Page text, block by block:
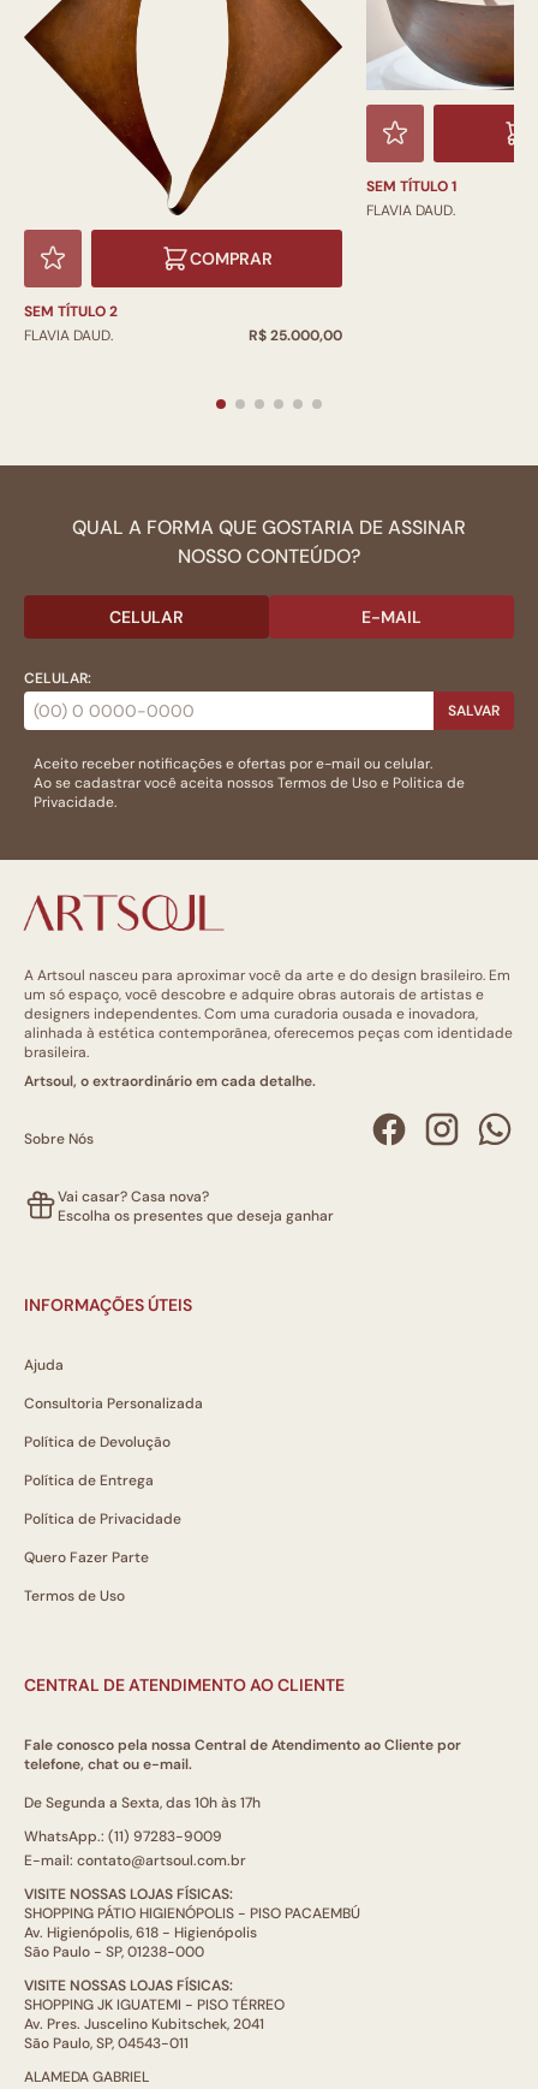
COMPRAR
SEM TÍTULO 2
FLAVIA DAUD.
R$ 25.000,00
SEM TÍTULO 1
FLAVIA DAUD.
QUAL A FORMA QUE GOSTARIA DE ASSINAR
NOSSO CONTEÚDO?
CELULAR E-MAIL
CELULAR:
SALVAR
Aceito receber notificações e ofertas por e-mail ou celular.
Ao se cadastrar você aceita nossosTermos de Usoe Politica de
Privacidade.
A Artsoul nasceu para aproximar você da arte e do design brasileiro. Em
um só espaço, você descobre e adquire obras autorais de artistas e
designers independentes. Com uma curadoria ousada e inovadora,
alinhada à estética contemporânea, oferecemos peças com identidade
brasileira.
Artsoul, o extraordinário em cada detalhe.
Sobre Nós
Vai casar? Casa nova?
Escolha os presentes que deseja ganhar
INFORMAÇÕES ÚTEIS
Ajuda
Consultoria Personalizada
Política de Devolução
Política de Entrega
Política de Privacidade
Quero Fazer Parte
Termos de Uso
CENTRAL DE ATENDIMENTO AO CLIENTE
Fale conosco pela nossa Central de Atendimento ao Cliente por
telefone, chat ou e-mail.
De Segunda a Sexta, das 10h às 17h
WhatsApp.: (11) 97283-9009
E-mail: contato@artsoul.com.br
VISITE NOSSAS LOJAS FÍSICAS:
SHOPPING PÁTIO HIGIENÓPOLIS - PISO PACAEMBÚ
Av. Higienópolis, 618 - Higienópolis
São Paulo - SP, 01238-000
VISITE NOSSAS LOJAS FÍSICAS:
SHOPPING JK IGUATEMI - PISO TÉRREO
Av. Pres. Juscelino Kubitschek, 2041
São Paulo, SP, 04543-011
ALAMEDA GABRIEL